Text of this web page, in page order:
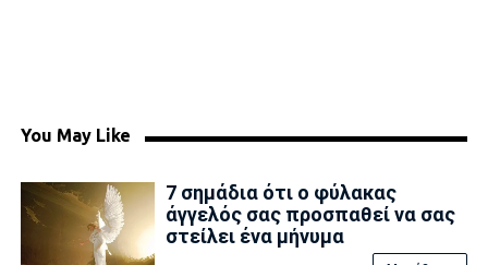
You May Like
7 σημάδια ότι ο φύλακας
άγγελός σας προσπαθεί να σας
στείλει ένα μήνυμα